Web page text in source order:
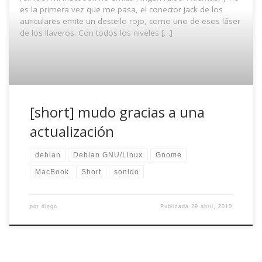
es la primera vez que me pasa, el conector jack de los
auriculares emite un destello rojo, como uno de esos láser
de los llaveros. Con todos los niveles […]
[short] mudo gracias a una
actualización
debian Debian GNU/Linux Gnome
MacBook Short sonido
por diego Publicada 29 abril, 2010